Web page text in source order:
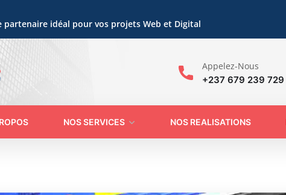
partenaire idéal pour vos projets Web et Digital
Appelez-Nous
+237 679 239 729
NOS SERVICES NOS REALISATIONS